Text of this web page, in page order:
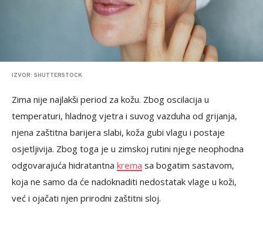
IZVOR: SHUTTERSTOCK
Zima nije najlakši period za kožu. Zbog oscilacija u
temperaturi, hladnog vjetra i suvog vazduha od grijanja,
njena zaštitna barijera slabi, koža gubi vlagu i postaje
osjetljivija. Zbog toga je u zimskoj rutini njege neophodna
odgovarajuća hidratantna krema sa bogatim sastavom,
koja ne samo da će nadoknaditi nedostatak vlage u koži,
već i ojačati njen prirodni zaštitni sloj.